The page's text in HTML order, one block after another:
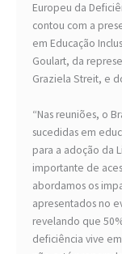
Europeu da
contou com a
em Educação
Goulart, da
Graziela Streit, e
“Nas reuniões, o
sucedidas em
para a adoção da
importante de
abordamos os
apresentados no
revelando que
deficiência vive